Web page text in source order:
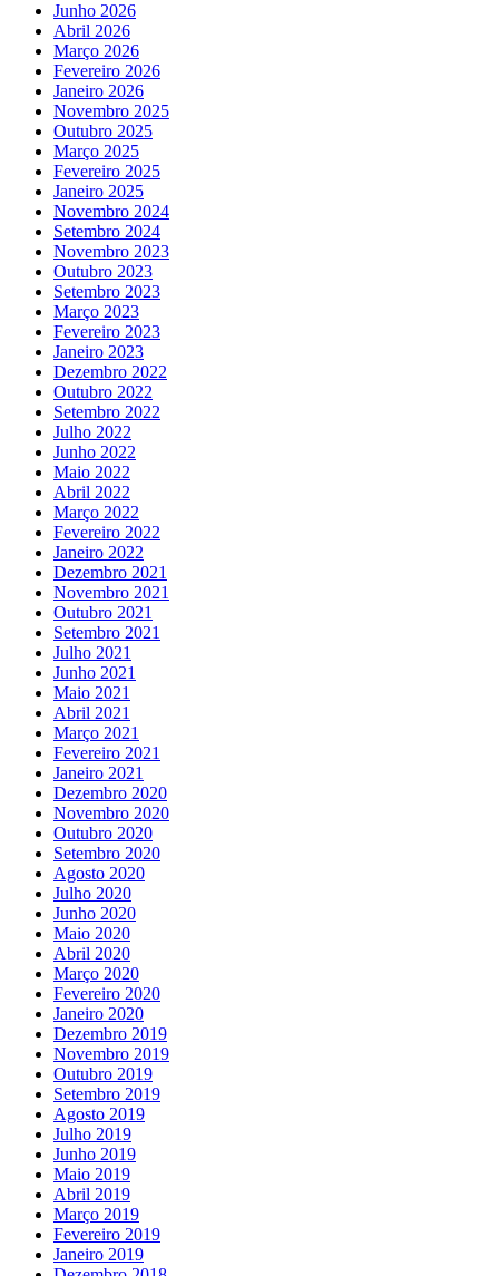
Junho 2026
Abril 2026
Março 2026
Fevereiro 2026
Janeiro 2026
Novembro 2025
Outubro 2025
Março 2025
Fevereiro 2025
Janeiro 2025
Novembro 2024
Setembro 2024
Novembro 2023
Outubro 2023
Setembro 2023
Março 2023
Fevereiro 2023
Janeiro 2023
Dezembro 2022
Outubro 2022
Setembro 2022
Julho 2022
Junho 2022
Maio 2022
Abril 2022
Março 2022
Fevereiro 2022
Janeiro 2022
Dezembro 2021
Novembro 2021
Outubro 2021
Setembro 2021
Julho 2021
Junho 2021
Maio 2021
Abril 2021
Março 2021
Fevereiro 2021
Janeiro 2021
Dezembro 2020
Novembro 2020
Outubro 2020
Setembro 2020
Agosto 2020
Julho 2020
Junho 2020
Maio 2020
Abril 2020
Março 2020
Fevereiro 2020
Janeiro 2020
Dezembro 2019
Novembro 2019
Outubro 2019
Setembro 2019
Agosto 2019
Julho 2019
Junho 2019
Maio 2019
Abril 2019
Março 2019
Fevereiro 2019
Janeiro 2019